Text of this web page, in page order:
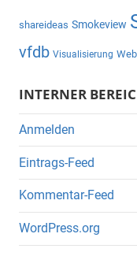
shareideas Smokeview
vfdb Visualisierung
INTERNER
Anmelden
Eintrags-Feed
Kommentar-Feed
WordPress.org